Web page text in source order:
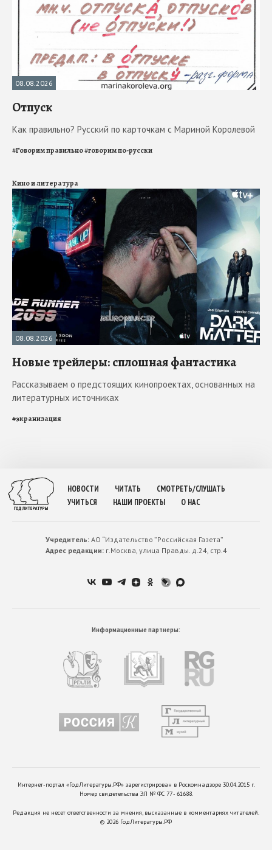
08.08.2026
Отпуск
Как правильно? Русский по карточкам с Мариной Королевой
#Говорим правильно#говорим по-русски
Кино и литература
08.08.2026
Новые трейлеры: сплошная фантастика
Рассказываем о предстоящих кинопроектах, основанных на
литературных источниках
#экранизация
НОВОСТИ ЧИТАТЬ
СМОТРЕТЬ/СЛУШАТЬ
УЧИТЬСЯ
НАШИ ПРОЕКТЫ О НАС
Учредитель:АО “Издательство ”Российская Газета”
Адрес редакции:г.Москва, улица Правды. д.24, стр.4
Информационные партнеры:
Интернет-портал «ГодЛитературы.РФ» зарегистрирован в Роскомнадзоре 30.04.2015 г.
Номер свидетельства ЭЛ № ФС 77 - 61688.
Редакция не несет ответственности за мнения, высказанные в комментариях читателей.
© 2026 ГодЛитературы.РФ